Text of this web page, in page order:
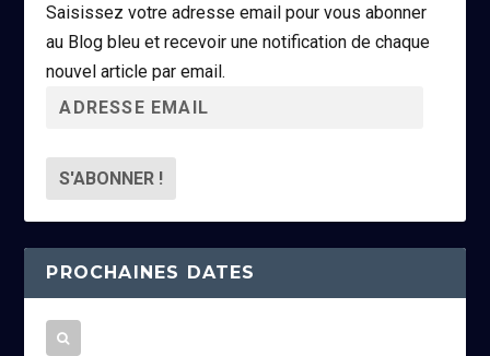
Saisissez votre adresse email pour vous abonner
au Blog bleu et recevoir une notification de chaque
nouvel article par email.
r
s
s
e
m
PROCHAINES DATES